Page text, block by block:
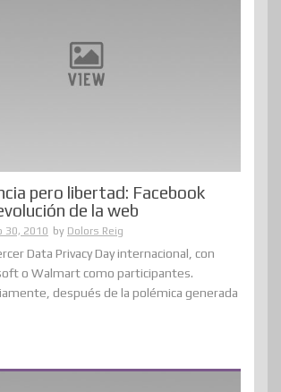
pero libertad: Facebook
de la web
30, 2010 by Dolors Reig
Data Privacy Day internacional, con
o Walmart como participantes.
después de la polémica generada